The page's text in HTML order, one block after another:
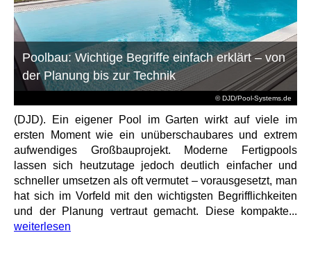
© DJD/Pool-Systems.de
Poolbau: Wichtige Begriffe einfach erklärt – von
der Planung bis zur Technik
(DJD). Ein eigener Pool im Garten wirkt auf viele im
ersten Moment wie ein unüberschaubares und extrem
aufwendiges Großbauprojekt. Moderne Fertigpools
lassen sich heutzutage jedoch deutlich einfacher und
schneller umsetzen als oft vermutet – vorausgesetzt, man
hat sich im Vorfeld mit den wichtigsten Begrifflichkeiten
und der Planung vertraut gemacht. Diese kompakte...
weiterlesen